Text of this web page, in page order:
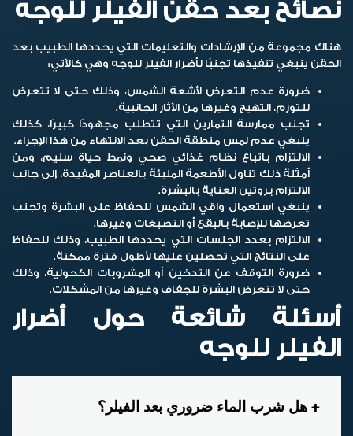
نصائح بعد حقن الفيلر للوجه
هناك مجموعة من الإرشادات والتعليمات التي يحددها الطبيب بعد
الحقن ينبغي تنفيذها تجنبًا لأضرار الفيلر للوجه وهي كالآتي:
ضرورة عدم التعرض لأشعة الشمس، وذلك حتى لا تتعرض
للتورم، التهيج وغيرها من الآثار الجانبية.
تجنب ممارسة التمارين التي تتطلب مجهودًا كبيرًا، كذلك
ينبغي عدم لمس منطقة الحقن بعد الانتهاء من هذا الإجراء.
الالتزام باتباع نظام غذائي صحي ونمط حياة سليم، ومن
أمثلة ذلك تناول الأطعمة المليئة بالعناصر المفيدة، إلى جانب
الالتزام بروتين العناية بالبشرة.
ينبغي استعمال واقي الشمس للحفاظ على البشرة وتجنب
تعرضها للإصابة بالبقع أو التصبغات وغيرها.
الالتزام بعدد الجلسات التي يحددها الطبيب، وذلك للحفاظ
على النتائج التي تحصلين عليها لأطول فترة ممكنة.
ضرورة التوقف عن التدخين أو المشروبات الكحولية، وذلك
حتى لا تتعرض البشرة للجفاف وغيرها من المشكلات.
أسئلة شائعة حول أضرار
الفيلر للوجه
هل شرب الماء ضروري بعد الفيلر؟